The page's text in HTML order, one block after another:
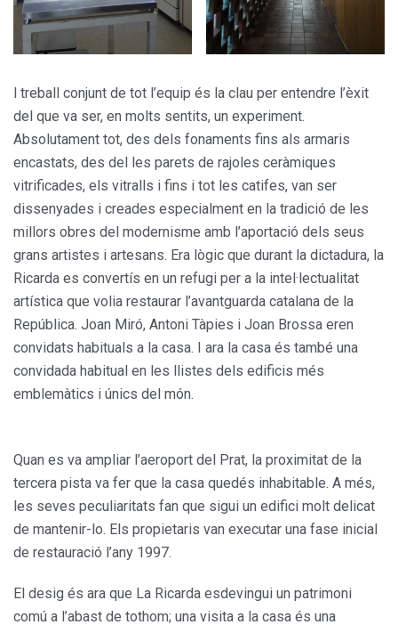
l treball conjunt de tot l’equip és la clau per entendre l’èxit
del que va ser, en molts sentits, un experiment.
Absolutament tot, des dels fonaments fins als armaris
encastats, des del les parets de rajoles ceràmiques
vitrificades, els vitralls i fins i tot les catifes, van ser
dissenyades i creades especialment en la tradició de les
millors obres del modernisme amb l’aportació dels seus
grans artistes i artesans. Era lògic que durant la dictadura, la
Ricarda es convertís en un refugi per a la intel·lectualitat
artística que volia restaurar l’avantguarda catalana de la
República. Joan Miró, Antoni Tàpies i Joan Brossa eren
convidats habituals a la casa. I ara la casa és també una
convidada habitual en les llistes dels edificis més
emblemàtics i únics del món.
Quan es va ampliar l’aeroport del Prat, la proximitat de la
tercera pista va fer que la casa quedés inhabitable. A més,
les seves peculiaritats fan que sigui un edifici molt delicat
de mantenir-lo. Els propietaris van executar una fase inicial
de restauració l’any 1997.
El desig és ara que La Ricarda esdevingui un patrimoni
comú a l’abast de tothom; una visita a la casa és una